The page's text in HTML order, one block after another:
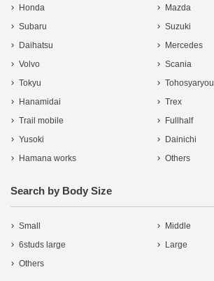
Honda
Mazda
Subaru
Suzuki
Daihatsu
Mercedes
Volvo
Scania
Tokyu
Tohosyaryou
Hanamidai
Trex
Trail mobile
Fullhalf
Yusoki
Dainichi
Hamana works
Others
Search by Body Size
Small
Middle
6studs large
Large
Others